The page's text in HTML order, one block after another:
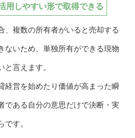
用しやすい形で取得できる
、複数の所有者がいると売却する
ないため、単独所有ができる現物
と言えます。
経営を始めたり価値が高まった瞬
である自分の意思だけで決断・実
です。